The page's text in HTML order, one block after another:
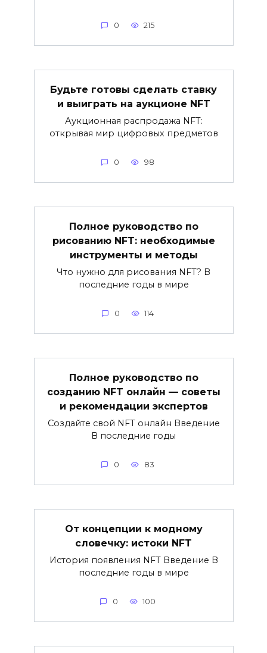
0 215
Будьте готовы сделать ставку
и выиграть на аукционе NFT
Аукционная распродажа NFT:
открывая мир цифровых предметов
0 98
Полное руководство по
рисованию NFT: необходимые
инструменты и методы
Что нужно для рисования NFT? В
последние годы в мире
0 114
Полное руководство по
созданию NFT онлайн — советы
и рекомендации экспертов
Создайте свой NFT онлайн Введение
В последние годы
0 83
От концепции к модному
словечку: истоки NFT
История появления NFT Введение В
последние годы в мире
0 100